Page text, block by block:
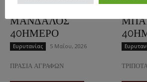
ΠΑΝΑΓΙΩΤΗΣ Δ.
ΜΑΝΔΑΛΟΣ
40ΗΜΕΡΟ
Ευρυτανίας 5 Μαΐου, 2026
ΠΡΑΣΙΑ ΑΓΡΑΦΩΝ